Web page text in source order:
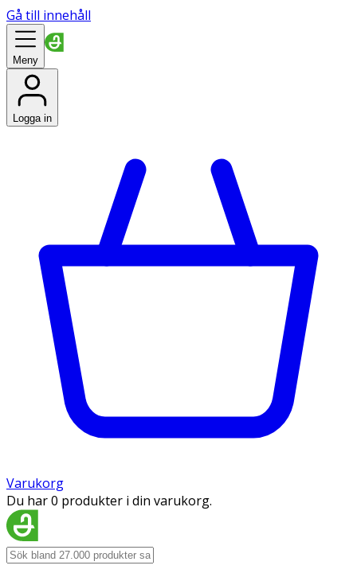
Gå till innehåll
Meny
Logga in
Varukorg
Du har 0 produkter i din varukorg.